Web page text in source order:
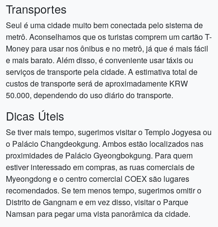
Transportes
Seul é uma cidade muito bem conectada pelo sistema de
metrô. Aconselhamos que os turistas comprem um cartão T-
Money para usar nos ônibus e no metrô, já que é mais fácil
e mais barato. Além disso, é conveniente usar táxis ou
serviços de transporte pela cidade. A estimativa total de
custos de transporte será de aproximadamente KRW
50.000, dependendo do uso diário do transporte.
Dicas Úteis
Se tiver mais tempo, sugerimos visitar o Templo Jogyesa ou
o Palácio Changdeokgung. Ambos estão localizados nas
proximidades de Palácio Gyeongbokgung. Para quem
estiver interessado em compras, as ruas comerciais de
Myeongdong e o centro comercial COEX são lugares
recomendados. Se tem menos tempo, sugerimos omitir o
Distrito de Gangnam e em vez disso, visitar o Parque
Namsan para pegar uma vista panorâmica da cidade.